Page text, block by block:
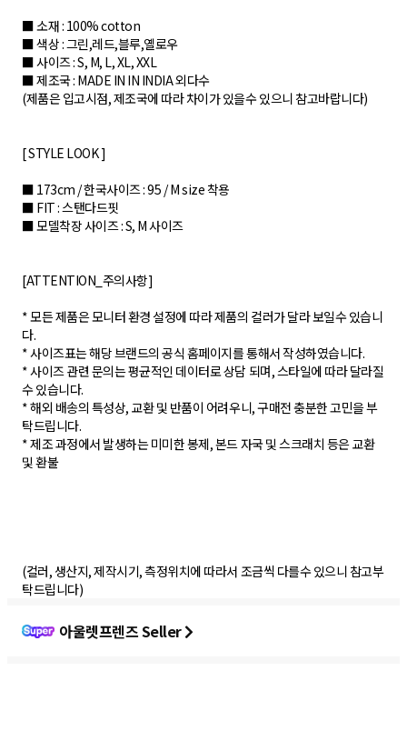
■ 소재 : 100% cotton
■ 색상 : 그린,레드,블루,옐로우
■ 사이즈 : S, M, L, XL, XXL
■ 제조국 : MADE IN IN INDIA 외다수
(제품은 입고시점, 제조국에 따라 차이가 있을수 있으니 참고바랍니다)
[ STYLE LOOK ]
■ 173cm / 한국사이즈 : 95 / M size 착용
■ FIT : 스탠다드핏
■ 모델착장 사이즈 : S, M 사이즈
[ATTENTION_주의사항]
* 모든 제품은 모니터 환경 설정에 따라 제품의 컬러가 달라 보일수 있습니
다.
* 사이즈표는 해당 브랜드의 공식 홈페이지를 통해서 작성하였습니다.
* 사이즈 관련 문의는 평균적인 데이터로 상담 되며, 스타일에 따라 달라질
수 있습니다.
* 해외 배송의 특성상, 교환 및 반품이 어려우니, 구매전 충분한 고민을 부
탁드립니다.
* 제조 과정에서 발생하는 미미한 봉제, 본드 자국 및 스크래치 등은 교환
및 환불
(컬러, 생산지, 제작시기, 측정위치에 따라서 조금씩 다를수 있으니 참고부
아울렛프렌즈 Seller